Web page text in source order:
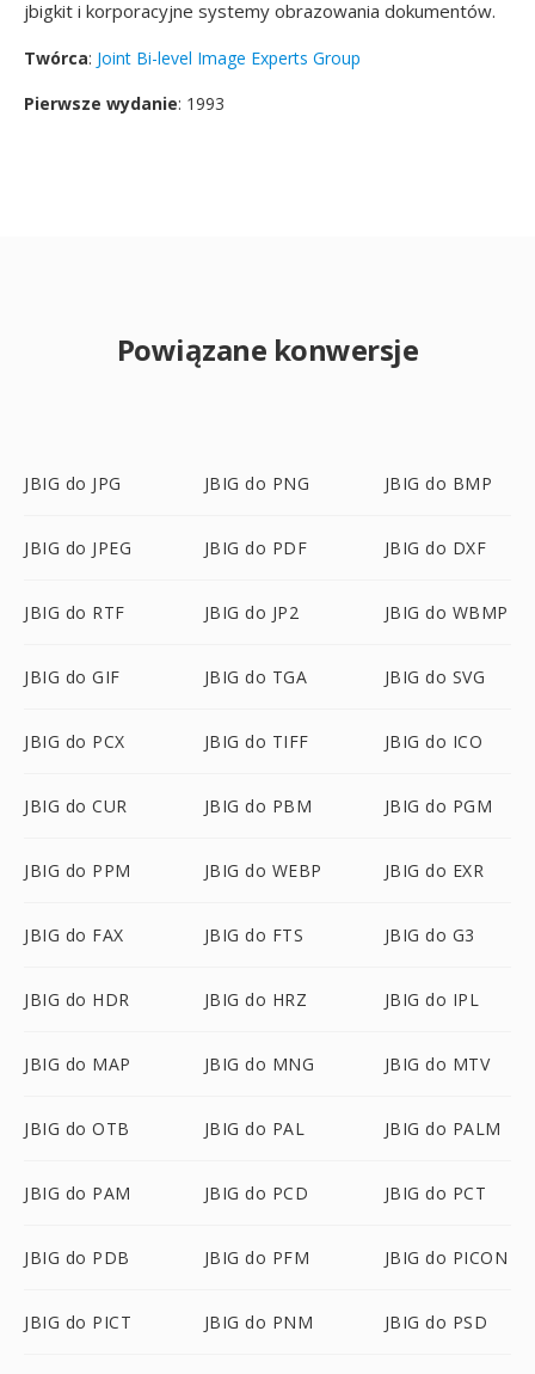
jbigkit i korporacyjne systemy obrazowania dokumentów.
Twórca: Joint Bi-level Image Experts Group
Pierwsze wydanie: 1993
Powiązane konwersje
JBIG do JPG JBIG do PNG JBIG do BMP
JBIG do JPEG JBIG do PDF JBIG do DXF
JBIG do RTF JBIG do JP2 JBIG do WBMP
JBIG do GIF JBIG do TGA JBIG do SVG
JBIG do PCX JBIG do TIFF JBIG do ICO
JBIG do CUR JBIG do PBM JBIG do PGM
JBIG do PPM JBIG do WEBP JBIG do EXR
JBIG do FAX JBIG do FTS JBIG do G3
JBIG do HDR JBIG do HRZ JBIG do IPL
JBIG do MAP JBIG do MNG JBIG do MTV
JBIG do OTB JBIG do PAL JBIG do PALM
JBIG do PAM JBIG do PCD JBIG do PCT
JBIG do PDB JBIG do PFM JBIG do PICON
JBIG do PICT JBIG do PNM JBIG do PSD